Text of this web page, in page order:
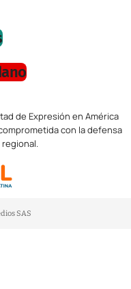
de Expresión en América
con la defensa
SAS